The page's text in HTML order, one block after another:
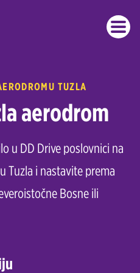
TUZLA
aerodrom
u DD Drive poslovnici na
Tuzla i nastavite prema
Bosne ili